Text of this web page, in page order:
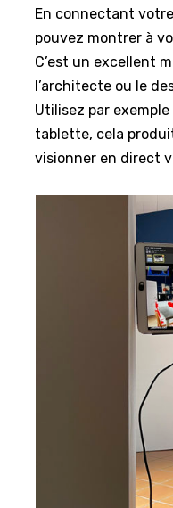
En connectant
pouvez montrer à
C’est un excellent
l’architecte ou le
Utilisez par
tablette, cela
visionner en direct